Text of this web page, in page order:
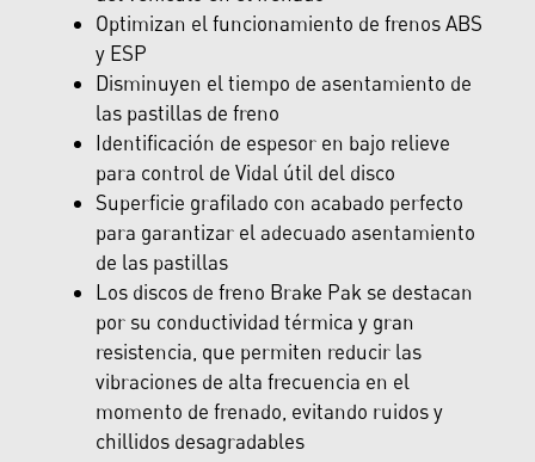
Optimizan el funcionamiento de frenos ABS
y ESP
Disminuyen el tiempo de asentamiento de
las pastillas de freno
Identificación de espesor en bajo relieve
para control de Vidal útil del disco
Superficie grafilado con acabado perfecto
para garantizar el adecuado asentamiento
de las pastillas
Los discos de freno Brake Pak se destacan
por su conductividad térmica y gran
resistencia, que permiten reducir las
vibraciones de alta frecuencia en el
momento de frenado, evitando ruidos y
chillidos desagradables